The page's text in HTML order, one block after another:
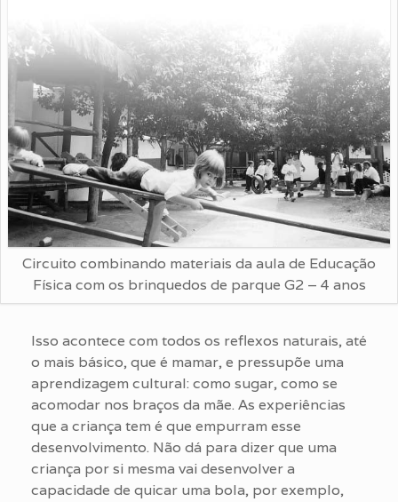
Circuito combinando materiais da aula de Educação
Física com os brinquedos de parque G2 – 4 anos
Isso acontece com todos os reflexos naturais, até
o mais básico, que é mamar, e pressupõe uma
aprendizagem cultural: como sugar, como se
acomodar nos braços da mãe. As experiências
que a criança tem é que empurram esse
desenvolvimento. Não dá para dizer que uma
criança por si mesma vai desenvolver a
capacidade de quicar uma bola, por exemplo,